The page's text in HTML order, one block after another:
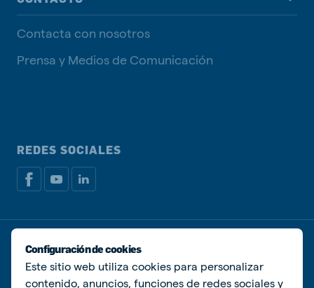
Contacta con nosotros
Prensa y Medios de Comunicación
REDES SOCIALES
Política de privacidadPolítica de Cookies
Administrar Cookies
Configuración de cookies
Este sitio web utiliza cookies para personalizar
contenido, anuncios, funciones de redes sociales y